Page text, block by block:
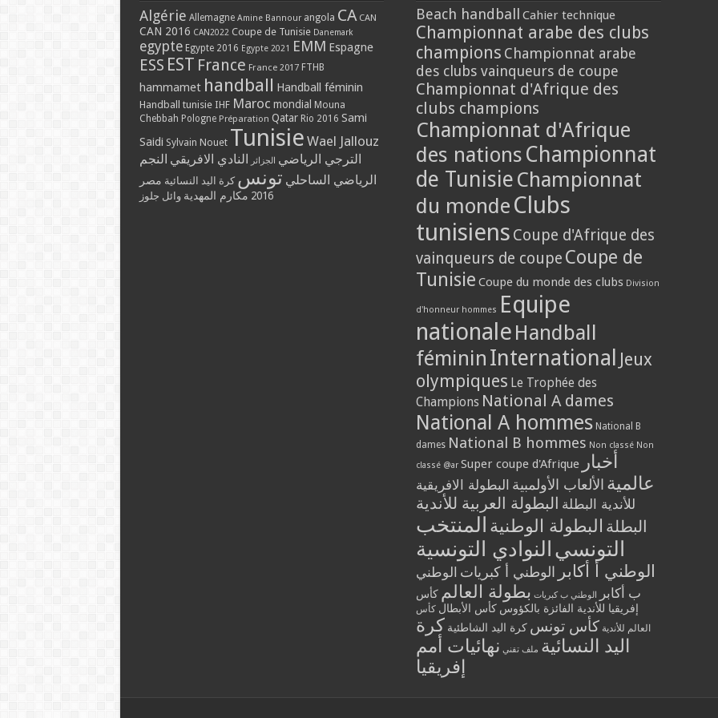
Algérie Allemagne Amine Bannour angola CA CAN
CAN 2016 CAN2022 Coupe de Tunisie Danemark
egypte Egypte 2016 Egypte 2021 EMM Espagne
ESS EST France France 2017 FTHB
hammamet handball Handball féminin
Handball tunisie IHF Maroc mondial Mouna
Chebbah Pologne Préparation Qatar Rio 2016 Sami
Saidi Sylvain Nouet Tunisie Wael Jallouz
الترجي الرياضي الجزائر النادي الافريقي النجم
الرياضي الساحلي تونس كرة اليد النسائية مصر
2016 مكارم المهدية وائل جلوز
Beach handball Cahier technique
Championnat arabe des clubs
champions Championnat arabe
des clubs vainqueurs de coupe
Championnat d'Afrique des
clubs champions
Championnat d'Afrique
des nations Championnat
de Tunisie Championnat
du monde Clubs
tunisiens Coupe d'Afrique des
vainqueurs de coupe Coupe de
Tunisie Coupe du monde des clubs Division
d'honneur hommes Equipe
nationale Handball
féminin International Jeux
olympiques Le Trophée des
Champions National A dames
National A hommes National B
dames National B hommes Non classé Non
classé @ar Super coupe d'Afrique أخبار
عالمية الألعاب الأولمبية البطولة الافريقية
للأندية البطلة البطولة العربية للأندية
البطلة البطولة الوطنية المنتخب
التونسي النوادي التونسية
الوطني أ أكابر الوطني أ كبريات الوطني
ب أكابر
الوطني ب كبريات بطولة العالم كأس
إفريقيا للأندية الفائزة بالكؤوس كأس الأبطال كأس
العالم للأندية كأس تونس كرة اليد الشاطئية كرة
اليد النسائية ملف تقني نهائيات أمم
إفريقيا